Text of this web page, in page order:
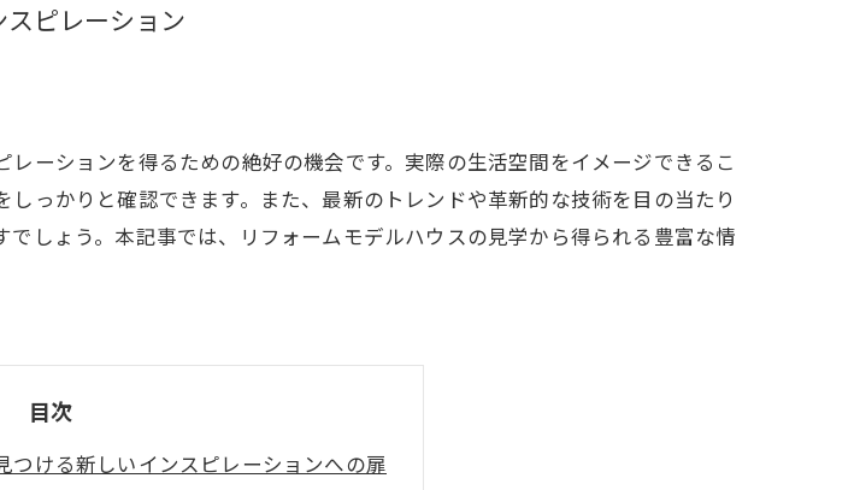
ピレーション
ーションを得るための絶好の機会です。実際の生活空間をイメージできるこ
っかりと確認できます。また、最新のトレンドや革新的な技術を目の当たり
しょう。本記事では、リフォームモデルハウスの見学から得られる豊富な情
目次
つける新しいインスピレーションへの扉